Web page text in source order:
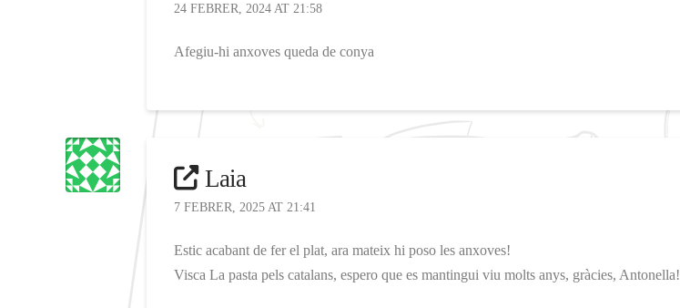
24 FEBRER, 2024 AT 21:58
Afegiu-hi anxoves queda de conya
Laia
7 FEBRER, 2025 AT 21:41
Estic acabant de fer el plat, ara mateix hi poso les anxoves!
Visca La pasta pels catalans, espero que es mantingui viu molts anys, gràcies, Antonella!